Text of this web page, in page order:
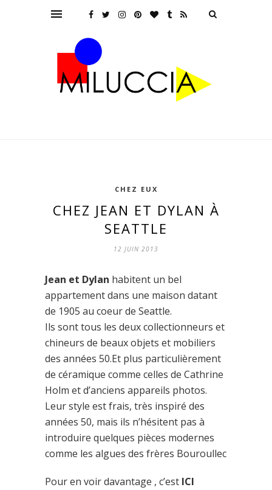
CHEZ EUX
CHEZ JEAN ET DYLAN À
SEATTLE
12 JUIN 2013
Jean et Dylan habitent un bel
appartement dans une maison datant
de 1905 au coeur de Seattle.
Ils sont tous les deux collectionneurs et
chineurs de beaux objets et mobiliers
des années 50.Et plus particulièrement
de céramique comme celles de Cathrine
Holm et d’anciens appareils photos.
Leur style est frais, très inspiré des
années 50, mais ils n’hésitent pas à
introduire quelques pièces modernes
comme les algues des frères Bouroullec
Pour en voir davantage , c’est ICI